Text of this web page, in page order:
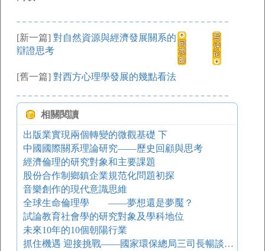
[新一篇] 對自然資源與經濟發展關系的
辯證思考
[舊一篇] 對西方心理學發展的幾點看法
相關閱讀
出版業實現兩個轉變的微觀基礎 下
中國國際關系理論研究——歷史回顧與思考
經濟倫理的研究對象和主要課題
股份合作制鄉鎮企業規范化問題初探
音樂創作的現代意識思維
全球生命倫理學 ——夢想還是夢魘？
試論教育社會學的研究對象及學科地位
未來10年的10個朝陽行業
抓住機遇 迎接挑戰——國家環保總局三司長暢談未來